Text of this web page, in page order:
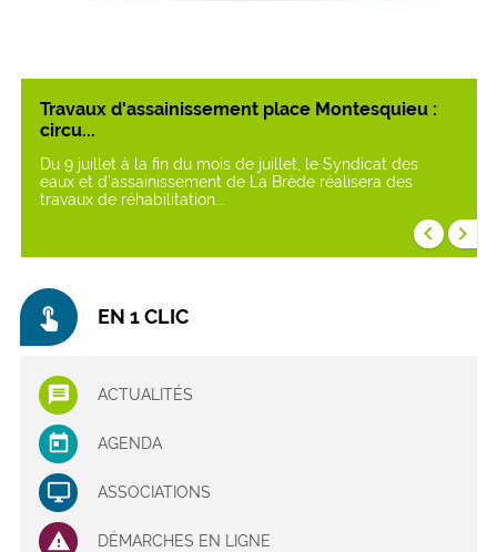
Travaux d'assainissement place Montesquieu :
circu...
Du 9 juillet à la fin du mois de juillet, le Syndicat des
eaux et d’assainissement de La Brède réalisera des
travaux de réhabilitation...
keyboard_arrow_left keyboard_arrow_right
touch_app EN 1 CLIC
ACTUALITÉS
AGENDA
ASSOCIATIONS
DÉMARCHES EN LIGNE